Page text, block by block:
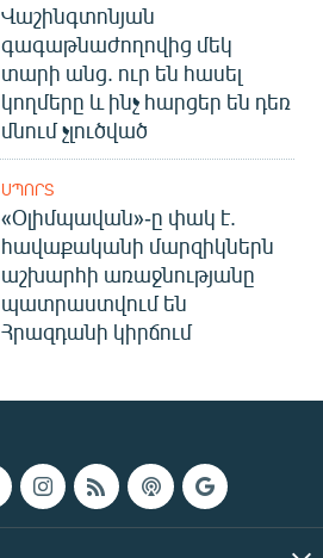
Վաշինգտոնյան
գագաթնաժողովից մեկ
տարի անց. ուր են հասել
կողմերը և ինչ հարցեր են դեռ
մնում չլուծված
ՍՊՈՐՏ
«Օլիմպավան»-ը փակ է.
հավաքականի մարզիկներն
աշխարհի առաջնությանը
պատրաստվում են
Հրազդանի կիրճում